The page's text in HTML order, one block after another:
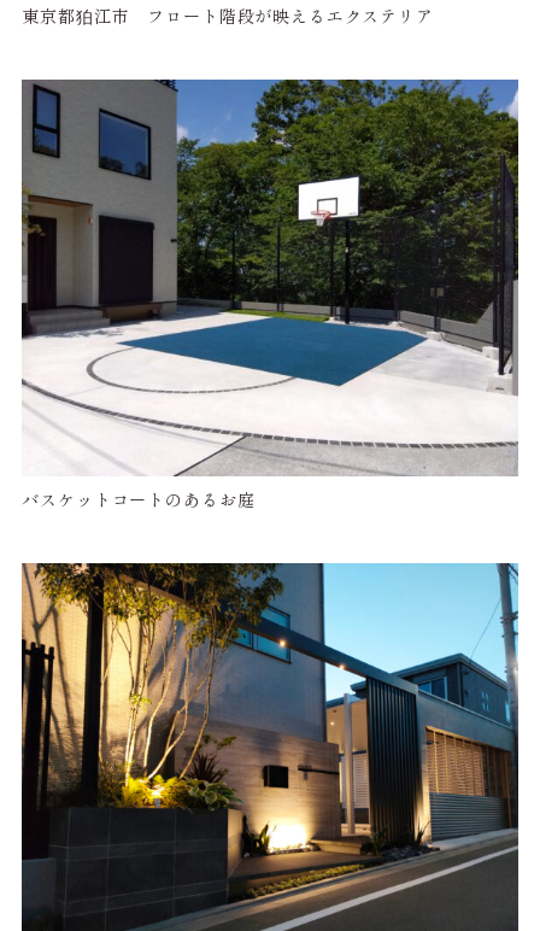
東京都狛江市 フロート階段が映えるエクステリア
バスケットコートのあるお庭